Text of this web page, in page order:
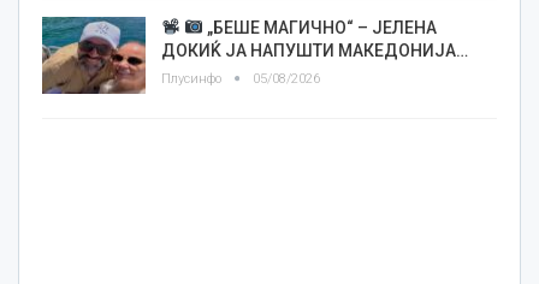
„БЕШЕ МАГИЧНО“ – ЈЕЛЕНА
ДОКИЌ ЈА НАПУШТИ МАКЕДОНИЈА…
Плусинфо 05/08/2026